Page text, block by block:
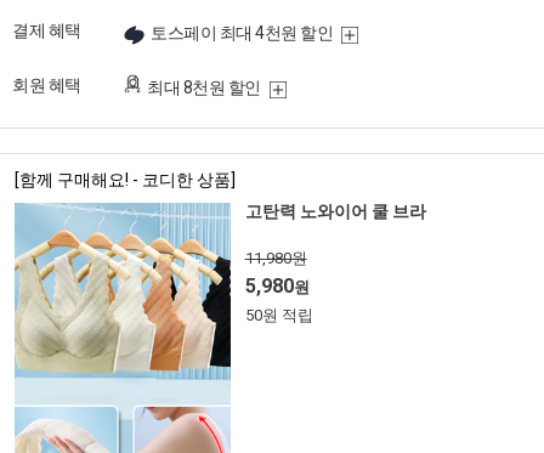
결제 혜택 토스페이 최대 4천원 할인
회원 혜택 최대 8천원 할인
[함께 구매해요! - 코디한 상품]
고탄력 노와이어 쿨 브라
11,980원
5,980원
50원 적립